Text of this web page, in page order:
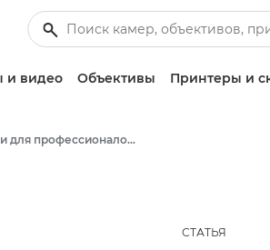
и видео Объективы Принтеры и
Статьи для профессионалов и бизнес-статьи
СТАТЬЯ